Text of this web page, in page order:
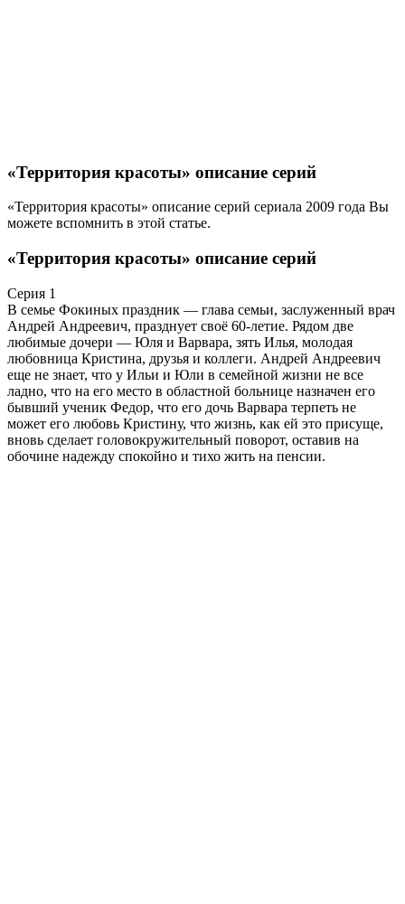
«Территория красоты» описание серий
«Территория красоты» описание серий сериала 2009 года Вы
можете вспомнить в этой статье.
«Территория красоты» описание серий
Серия 1
В семье Фокиных праздник — глава семьи, заслуженный врач
Андрей Андреевич, празднует своё 60-летие. Рядом две
любимые дочери — Юля и Варвара, зять Илья, молодая
любовница Кристина, друзья и коллеги. Андрей Андреевич
еще не знает, что у Ильи и Юли в семейной жизни не все
ладно, что на его место в областной больнице назначен его
бывший ученик Федор, что его дочь Варвара терпеть не
может его любовь Кристину, что жизнь, как ей это присуще,
вновь сделает головокружительный поворот, оставив на
обочине надежду спокойно и тихо жить на пенсии.